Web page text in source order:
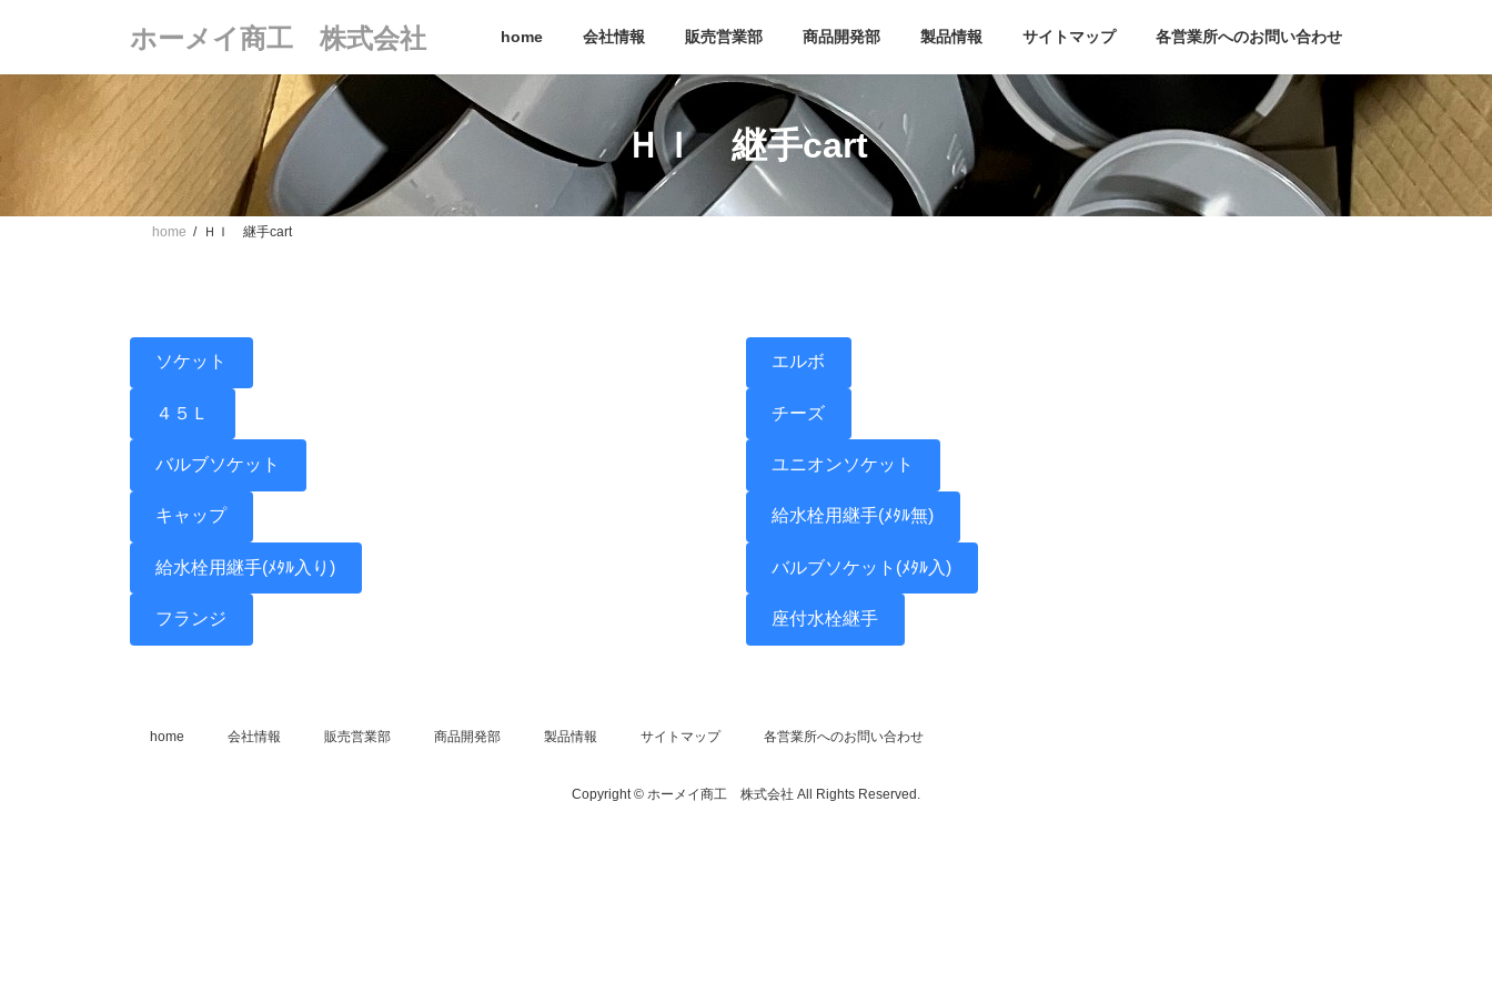
ン
ッ
プ
ー
移
動
ホーメイ商工 株式会社 home 会社情報 販売営業部 商品開発部 製品情報 サイトマップ 各営業所へのお問い合わせ
ＨＩ 継手cart
home ＨＩ 継手cart
ソケット エルボ
４５Ｌ チーズ
バルブソケット ユニオンソケット
キャップ 給水栓用継手(ﾒﾀﾙ無)
給水栓用継手(ﾒﾀﾙ入り) バルブソケット(ﾒﾀﾙ入)
フランジ 座付水栓継手
home 会社情報 販売営業部 商品開発部 製品情報 サイトマップ 各営業所へのお問い合わせ
Copyright © ホーメイ商工 株式会社 All Rights Reserved.